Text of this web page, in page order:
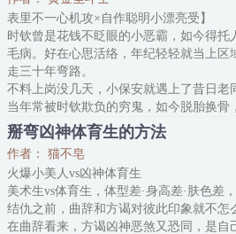
车头的金属车标折射冰冷的银光，一看就
后座的窗户降落一半，里面坐着一个男人。
英俊成熟，西装革履，气势冷冽且凌厉。
他抬起视线，蓝灰色的眼眸远远地和祝文
“爹地
表里不一心机攻×自作聪明小漂亮受】
时钦曾是花钱不眨眼的小恶霸，如今得托
毛病。好在心思活络，年纪轻轻就当上区
走三十年弯路。
不料上岗没几天，小保安就遇上了昔日老
当年常被时钦欺负的穷鬼，如今脱胎换骨
的岗亭前缓缓驶过。
多方打听，时钦得知老同学早已飞黄腾达
时，他硬着头皮主动勾搭。
“那个，周砚啊！”时钦扒着窗户，急声喊。
“有事吗？”迟砚客客气气。
时钦下意识摸了摸残废的腿，一瘸一拐走
掰弯凶神体育生的方法
作者： 猫不皂
火爆小美人vs凶神体育生
美术生vs体育生，体型差·身高差·肤色差
结仇之前，曲辞和方谒对彼此印象就不怎
在曲辞看来，方谒凶神恶煞又恐同，是自